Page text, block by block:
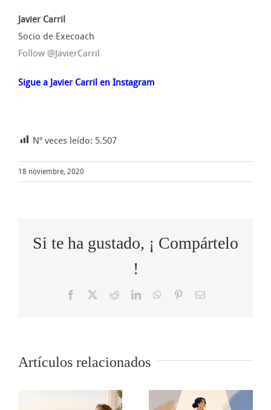
Javier Carril
Socio de Execoach
Follow @JavierCarril
Sigue a Javier Carril en Instagram
Nº veces leído: 5.507
18 noviembre, 2020
Si te ha gustado, ¡ Compártelo
!
Facebook RedditLinkedInWhatsApp
PinterestCorreo
Artículos relacionados
comunicar
las quejas